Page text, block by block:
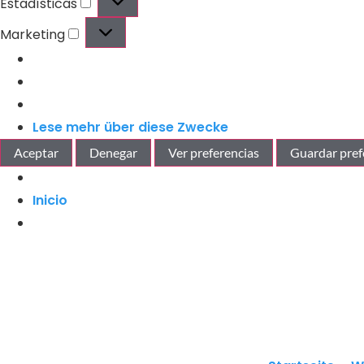
Marketing
Lese mehr über diese Zwecke
Aceptar Denegar Ver preferencias Guardar
Inicio